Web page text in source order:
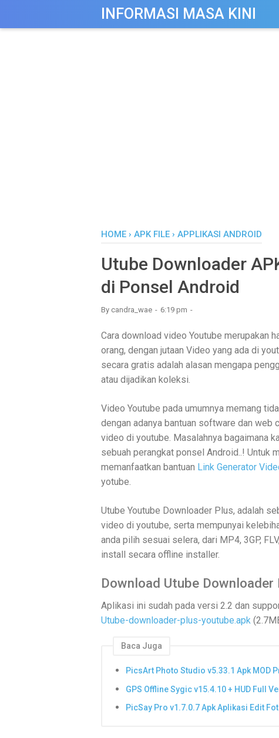
INFORMASI MASA KINI
HOME › APK FILE › APPLIKASI ANDROID
Utube Downloader
di Ponsel Android
By candra_wae 6:19 pm
Cara download video Youtube merupakan
orang, dengan jutaan Video yang ada di
secara gratis adalah alasan mengapa
atau dijadikan koleksi.
Video Youtube pada umumnya memang
dengan adanya bantuan software dan web
video di youtube. Masalahnya bagaimana
sebuah perangkat ponsel Android..! Untuk
memanfaatkan bantuan Link Generator
yotube.
Utube Youtube Downloader Plus, adalah
video di youtube, serta mempunyai
anda pilih sesuai selera, dari MP4, 3GP,
install secara offline installer.
Download Utube Downloader
Aplikasi ini sudah pada versi 2.2 dan
Utube-downloader-plus-youtube.apk
Baca Juga
PicsArt Photo Studio v5.33.1 Apk MOD
GPS Offline Sygic v15.4.10 + HUD Full
PicSay Pro v1.7.0.7 Apk Aplikasi Edit